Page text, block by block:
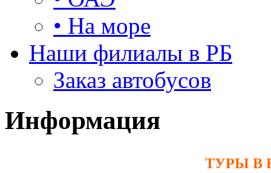
• На море
Наши филиалы в РБ
Заказ автобусов
Информация
ТУРЫ В